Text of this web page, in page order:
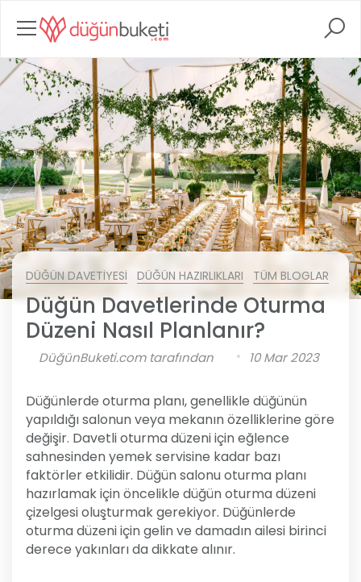
DÜĞÜN DAVETIYESI DÜĞÜN HAZIRLIKLARI TÜM BLOGLAR
Düğün Davetlerinde Oturma
Düzeni Nasıl Planlanır?
DüğünBuketi.com tarafından 10 Mar 2023
Düğünlerde oturma planı, genellikle düğünün
yapıldığı salonun veya mekanın özelliklerine göre
değişir. Davetli oturma düzeni için eğlence
sahnesinden yemek servisine kadar bazı
faktörler etkilidir. Düğün salonu oturma planı
hazırlamak için öncelikle düğün oturma düzeni
çizelgesi oluşturmak gerekiyor. Düğünlerde
oturma düzeni için gelin ve damadın ailesi birinci
derece yakınları da dikkate alınır.